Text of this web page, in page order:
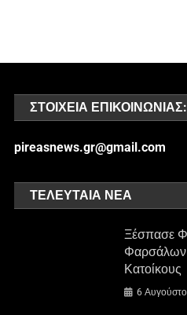
ΣΤΟΙΧΕΊΑ ΕΠΙΚΟΙΝΩΝΊΑΣ:
pireasnews.gr@gmail.com
ΤΕΛΕΥΤΑΊΑ ΝΈΑ
Ξέσπασε
Φαρσάλων
Κατοίκους
6